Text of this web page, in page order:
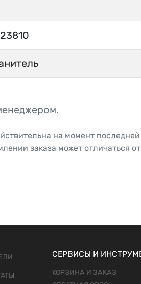
на момент последней
заказа может отличаться от
СЕРВИСЫ И
КОРЗИНА И ЗАКАЗ